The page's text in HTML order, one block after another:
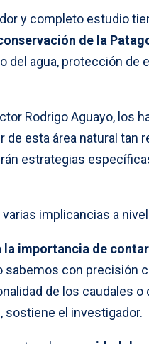
y completo estudio
de la
del agua, protección de
Rodrigo Aguayo, los
esta área natural tan
estrategias
implicancias a
la importancia de
sabemos con precisión
de los caudales
sostiene el investigador.